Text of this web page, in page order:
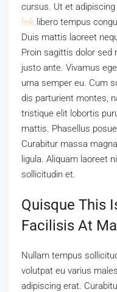
cursus. Ut et
link libero tempus
Duis mattis laoreet
Proin sagittis dolor sed
justo ante. Vivamus
urna semper eu. Cum
dis parturient montes,
tristique elit lobortis
mattis. Phasellus
Curabitur massa
ligula. Aliquam laoreet
sollicitudin et.
Quisque This
Facilisis At
Nullam tempus
volutpat eu varius
adipiscing erat.